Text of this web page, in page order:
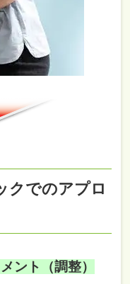
クでのアプロ
ント（調整）